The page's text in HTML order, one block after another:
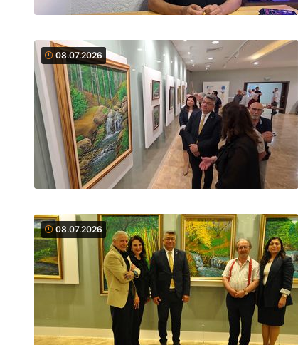
08.07.2026
08.07.2026